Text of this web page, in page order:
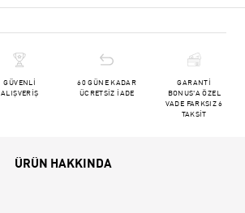
GÜVENLİ
ALIŞVERİŞ
60 GÜNE KADAR
ÜCRETSİZ İADE
GARANTİ
BONUS'A ÖZEL
VADE FARKSIZ 6
TAKSİT
ÜRÜN HAKKINDA